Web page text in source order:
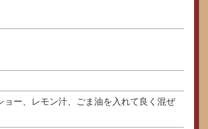
ー、レモン汁、ごま油を入れて良く混ぜ